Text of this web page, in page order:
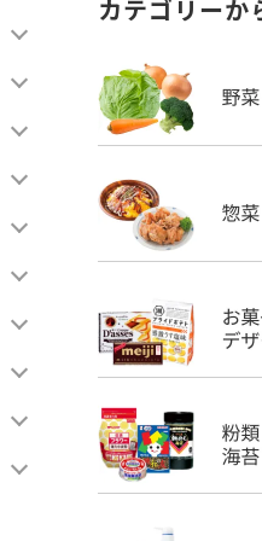
カテゴリーか